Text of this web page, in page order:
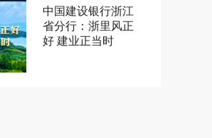
中国建设银行浙江
省分行：浙里风正
好 建业正当时